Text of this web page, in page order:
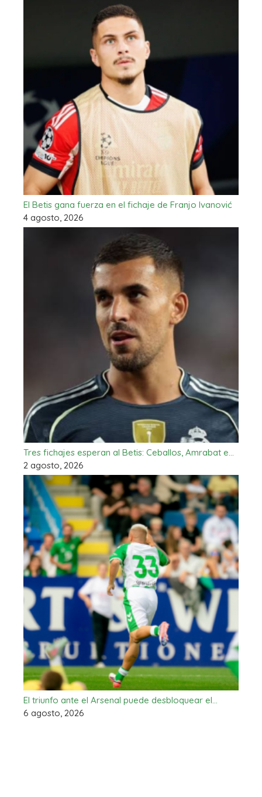
El Betis gana fuerza en el fichaje de Franjo Ivanović
4 agosto, 2026
Tres fichajes esperan al Betis: Ceballos, Amrabat e…
2 agosto, 2026
El triunfo ante el Arsenal puede desbloquear el…
6 agosto, 2026